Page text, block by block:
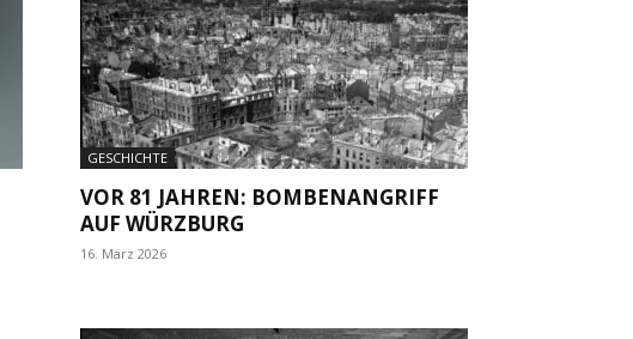
GESCHICHTE
VOR 81 JAHREN: BOMBENANGRIFF
AUF WÜRZBURG
16. März 2026